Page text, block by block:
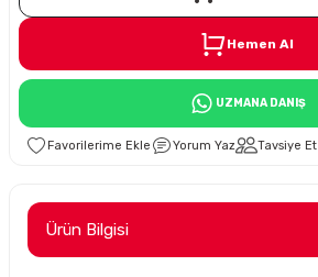
Hemen Al
UZMANA DANIŞ
Yorum Yaz Tavsiye Et
Ürün Bilgisi